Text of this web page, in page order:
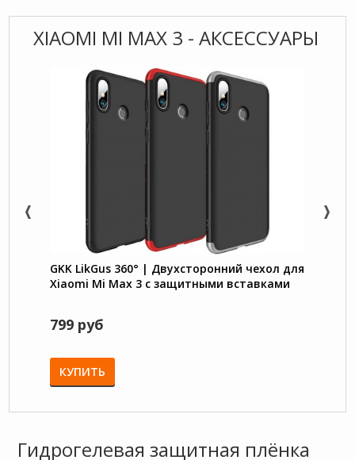
XIAOMI MI MAX 3 - АКСЕССУАРЫ
GKK LikGus 360° | Двухсторонний чехол для
Xiaomi Mi Max 3 с защитными вставками
799 руб
КУПИТЬ
Гидрогелевая защитная плёнка